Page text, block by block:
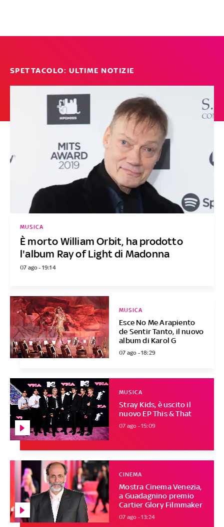
SPETTACOLO: ULTIME NOTIZIE
È morto William Orbit, ha prodotto
l'album Ray of Light di Madonna
MUSICA
07 ago - 19:14
Esce No Me Arapiento
de Sentir Tanto, il nuovo
album di Karol G
MUSICA
07 ago - 18:29
Stray Kids, è uscito il
nuovo EP This & That
MUSICA
07 ago - 15:09
Mostra Cinema Venezia,
a Guadagnino premio
Cartier Glory Filmmaker
CINEMA
07 ago - 13:24